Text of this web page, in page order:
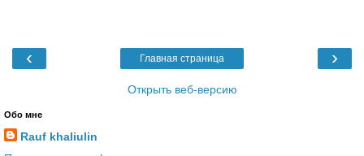
‹ ›
Главная страница
Открыть веб-версию
Обо мне
Rauf khaliulin